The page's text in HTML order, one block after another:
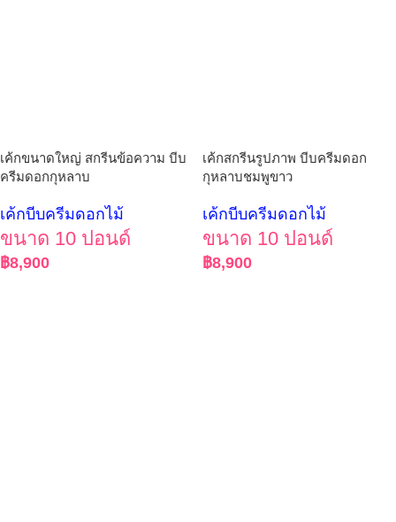
เค้กขนาดใหญ่ สกรีนข้อความ บีบ
ครีมดอกกุหลาบ
เค้กบีบครีมดอกไม้
ขนาด 10 ปอนด์
฿8,900
เค้กสกรีนรูปภาพ บีบครีมดอก
กุหลาบชมพูขาว
เค้กบีบครีมดอกไม้
ขนาด 10 ปอนด์
฿8,900